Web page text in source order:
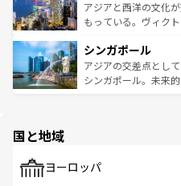
ひ現地で味わいたい
が旅行者を迎えてく
参照してほしい。
帯で自然と触れ合い
いビーチでリゾート
激する。気候は一年
が待っている。親し
た文化、そして多様
アジアと西洋の文化
もっている。ヴィク
み、どこを訪れても
ており、効率よく見
うな絶景から文化的
シンガポール
アジアの交差点とし
シンガポール。未来
で、ホーカーズは地
国と地域
ヨーロッパ